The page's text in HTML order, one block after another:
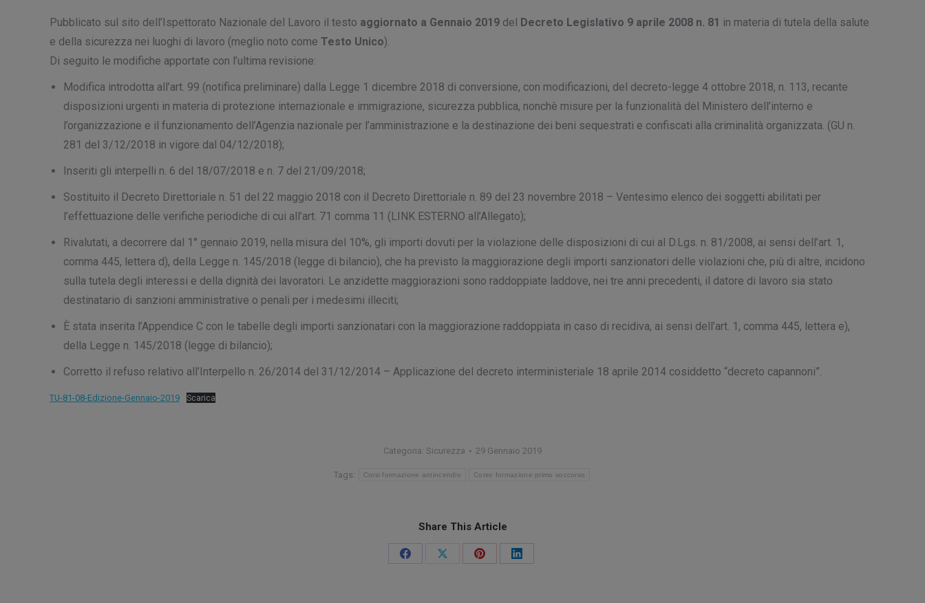
Pubblicato sul sito dell’Ispettorato Nazionale del Lavoro il testo aggiornato a Gennaio 2019 del Decreto Legislativo 9 aprile 2008 n. 81 in materia di tutela della salute
e della sicurezza nei luoghi di lavoro (meglio noto come Testo Unico).
Di seguito le modifiche apportate con l’ultima revisione:
Modifica introdotta all’art. 99 (notifica preliminare) dalla Legge 1 dicembre 2018 di conversione, con modificazioni, del decreto-legge 4 ottobre 2018, n. 113, recante
disposizioni urgenti in materia di protezione internazionale e immigrazione, sicurezza pubblica, nonchè misure per la funzionalità del Ministero dell’interno e
l’organizzazione e il funzionamento dell’Agenzia nazionale per l’amministrazione e la destinazione dei beni sequestrati e confiscati alla criminalità organizzata. (GU n.
281 del 3/12/2018 in vigore dal 04/12/2018);
Inseriti gli interpelli n. 6 del 18/07/2018 e n. 7 del 21/09/2018;
Sostituito il Decreto Direttoriale n. 51 del 22 maggio 2018 con il Decreto Direttoriale n. 89 del 23 novembre 2018 – Ventesimo elenco dei soggetti abilitati per
l’effettuazione delle verifiche periodiche di cui all’art. 71 comma 11 (LINK ESTERNO all’Allegato);
Rivalutati, a decorrere dal 1° gennaio 2019, nella misura del 10%, gli importi dovuti per la violazione delle disposizioni di cui al D.Lgs. n. 81/2008, ai sensi dell’art. 1,
comma 445, lettera d), della Legge n. 145/2018 (legge di bilancio), che ha previsto la maggiorazione degli importi sanzionatori delle violazioni che, più di altre, incidono
sulla tutela degli interessi e della dignità dei lavoratori. Le anzidette maggiorazioni sono raddoppiate laddove, nei tre anni precedenti, il datore di lavoro sia stato
destinatario di sanzioni amministrative o penali per i medesimi illeciti;
È stata inserita l’Appendice C con le tabelle degli importi sanzionatari con la maggiorazione raddoppiata in caso di recidiva, ai sensi dell’art. 1, comma 445, lettera e),
della Legge n. 145/2018 (legge di bilancio);
Corretto il refuso relativo all’Interpello n. 26/2014 del 31/12/2014 – Applicazione del decreto interministeriale 18 aprile 2014 cosiddetto “decreto capannoni”.
TU-81-08-Edizione-Gennaio-2019 Scarica
Categoria: Sicurezza 29 Gennaio 2019
Tags: Corsi formazione antincendio Corso formazione primo soccorso
Share This Article
CondividiCondividiCondividiCondividi